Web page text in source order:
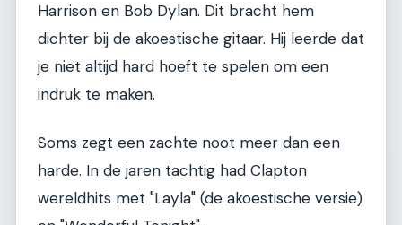
Harrison en Bob Dylan. Dit bracht hem
dichter bij de akoestische gitaar. Hij leerde dat
je niet altijd hard hoeft te spelen om een
indruk te maken.
Soms zegt een zachte noot meer dan een
harde. In de jaren tachtig had Clapton
wereldhits met "Layla" (de akoestische versie)